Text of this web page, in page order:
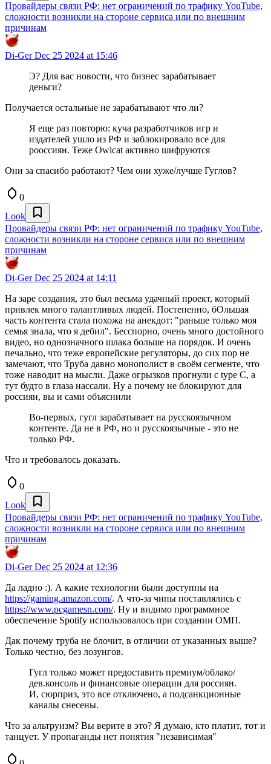
Провайдеры связи РФ: нет ограничений по трафику YouTube,
сложности возникли на стороне сервиса или по внешним
причинам
Di-GerDec 25 2024 at 15:46
Э? Для вас новости, что бизнес зарабатывает
деньги?
Получается остальные не зарабатывают что ли?
Я еще раз повторю: куча разработчиков игр и
издателей ушло из РФ и заблокировало все для
рооссиян. Теже Owlcat активно шифруются
Они за спасибо работают? Чем они хуже/лучше Гуглов?
0
Look
Провайдеры связи РФ: нет ограничений по трафику YouTube,
сложности возникли на стороне сервиса или по внешним
причинам
Di-GerDec 25 2024 at 14:11
На заре создания, это был весьма удачный проект, который
привлек много талантливых людей. Постепенно, бОльшая
часть контента стала похожа на анекдот: "раньше только моя
семья знала, что я дебил". Бесспорно, очень много достойного
видео, но однозначного шлака больше на порядок. И очень
печально, что теже европейские регуляторы, до сих пор не
замечают, что Труба давно монополист в своём сегменте, что
тоже наводит на мысли. Даже огрызков прогнули с type C, а
тут будто в глаза нассали. Ну а почему не блокируют для
россиян, вы и сами объяснили
Во-первых, гугл зарабатывает на русскоязычном
контенте. Да не в РФ, но и русскоязычные - это не
только РФ.
Что и требовалось доказать.
0
Look
Провайдеры связи РФ: нет ограничений по трафику YouTube,
сложности возникли на стороне сервиса или по внешним
причинам
Di-GerDec 25 2024 at 12:36
Да ладно :). А какие технологии были доступны на
https://gaming.amazon.com/. А что-за чипы поставлялись с
https://www.pcgamesn.com/. Ну и видимо программное
обеспечение Spotify использовалось при создании ОМП.
Дак почему труба не блочит, в отличии от указанных выше?
Только честно, без лозунгов.
Гугл только может предоставить премиум/облако/
дев.консоль и финансовые операции для россиян.
И, сюрприз, это все отключено, а подсанкционные
каналы снесены.
Что за альтруизм? Вы верите в это? Я думаю, кто платит, тот и
танцует. У пропаганды нет понятия "независимая"